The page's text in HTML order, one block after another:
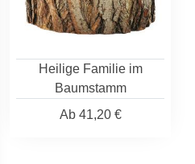
Heilige Familie im
Baumstamm
Ab41,20 €